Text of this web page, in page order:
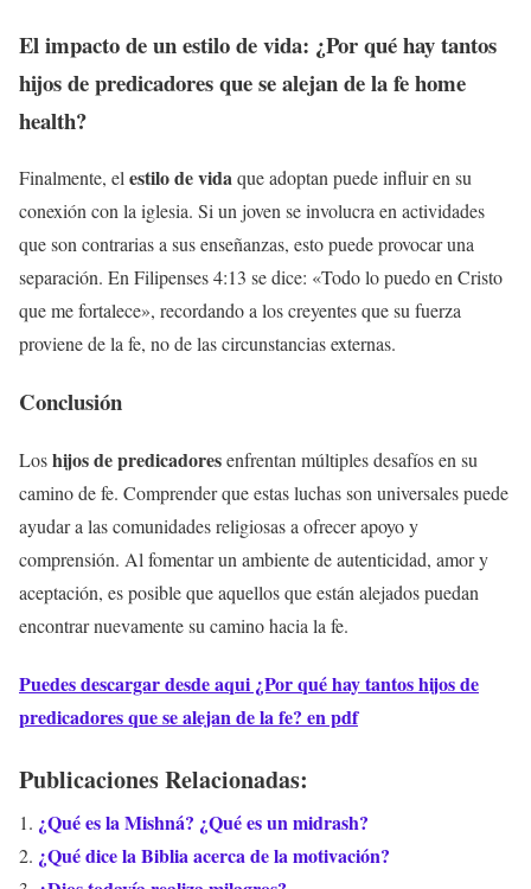
El impacto de un estilo de vida: ¿Por qué hay tantos
hijos de predicadores que se alejan de la fe home
health?
Finalmente, elestilo de vidaque adoptan puede influir en su
conexión con la iglesia. Si un joven se involucra en actividades
que son contrarias a sus enseñanzas, esto puede provocar una
separación. En Filipenses 4:13 se dice: «Todo lo puedo en Cristo
que me fortalece», recordando a los creyentes que su fuerza
proviene de la fe, no de las circunstancias externas.
Conclusión
Loshijos de predicadoresenfrentan múltiples desafíos en su
camino de fe. Comprender que estas luchas son universales puede
ayudar a las comunidades religiosas a ofrecer apoyo y
comprensión. Al fomentar un ambiente de autenticidad, amor y
aceptación, es posible que aquellos que están alejados puedan
encontrar nuevamente su camino hacia la fe.
Puedes descargar desde aqui ¿Por qué hay tantos hijos de
predicadores que se alejan de la fe? en pdf
Publicaciones Relacionadas:
¿Qué es la Mishná? ¿Qué es un midrash?
¿Qué dice la Biblia acerca de la motivación?